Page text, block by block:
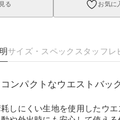
る お気に
サイズ・スペック スタッフレ
ンパクトなウエストバッ
しにくい生地を使用したウ